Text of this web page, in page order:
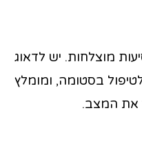
מוצלחות. יש לדאוג
בסטומה, ומומלץ
את המצב.